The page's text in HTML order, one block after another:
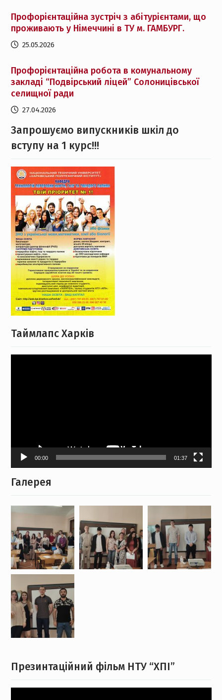
Профорієнтаційна зустріч з абітурієнтами, що
проживають у Німеччині в ТУ м. ГАМБУРГ.
25.05.2026
Профорієнтаційна робота в комунальному
закладі “Подвірський ліцей” Солоницівської
селищної ради
27.04.2026
Запрошуємо випускників шкіл до
вступу на 1 курс!!!
Таймлапс Харків
00:00 01:37
Галерея
Презинтаційний фільм НТУ “ХПІ”